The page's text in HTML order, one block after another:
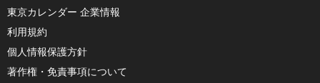
東京カレンダー 企業情報
利用規約
個人情報保護方針
著作権・免責事項について